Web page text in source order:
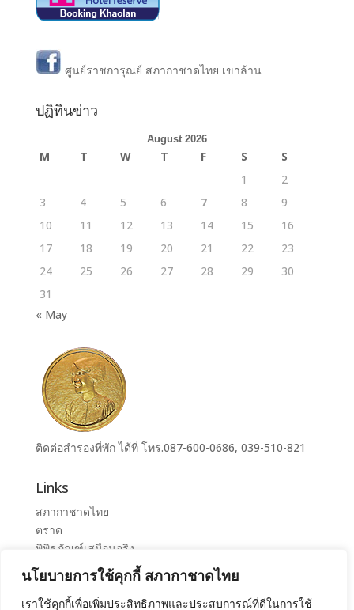
นโยบายการใช้คุกกี้ สภากาชาดไทย
เราใช้คุกกี้เพื่อเพิ่มประสิทธิภาพและประสบการณ์ที่ดีในการใช้
ศูนย์ราชการุณย์ สภากาชาดไทย เขาล้าน
ปฏิทินข่าว
August 2026
M T W T F S
S
1
2
3
4 5 6 7 8
9
10
11 12 13 14 15
16
17
18 19 20 21 22
23
24
25 26 27 28 29
30
31
« May
ติดต่อสำรองที่พัก ได้ที่ โทร.087-600-0686, 039-510-821
Links
สภากาชาดไทย
ตราด
พิพิธภัณฑ์เสมือนจริง
ระบบจองห้องศูนย์ราชการุณย์สภากาชาดไทย เขาล้าน
ศูนย์ราชการุณย์ สภากาชาดไทย เขาล้าน